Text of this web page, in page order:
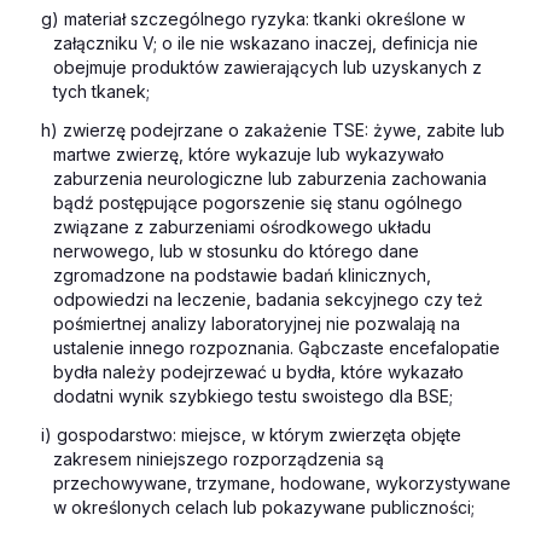
g) materiał szczególnego ryzyka: tkanki określone w
załączniku V; o ile nie wskazano inaczej, definicja nie
obejmuje produktów zawierających lub uzyskanych z
tych tkanek;
h) zwierzę podejrzane o zakażenie TSE: żywe, zabite lub
martwe zwierzę, które wykazuje lub wykazywało
zaburzenia neurologiczne lub zaburzenia zachowania
bądź postępujące pogorszenie się stanu ogólnego
związane z zaburzeniami ośrodkowego układu
nerwowego, lub w stosunku do którego dane
zgromadzone na podstawie badań klinicznych,
odpowiedzi na leczenie, badania sekcyjnego czy też
pośmiertnej analizy laboratoryjnej nie pozwalają na
ustalenie innego rozpoznania. Gąbczaste encefalopatie
bydła należy podejrzewać u bydła, które wykazało
dodatni wynik szybkiego testu swoistego dla BSE;
i) gospodarstwo: miejsce, w którym zwierzęta objęte
zakresem niniejszego rozporządzenia są
przechowywane, trzymane, hodowane, wykorzystywane
w określonych celach lub pokazywane publiczności;